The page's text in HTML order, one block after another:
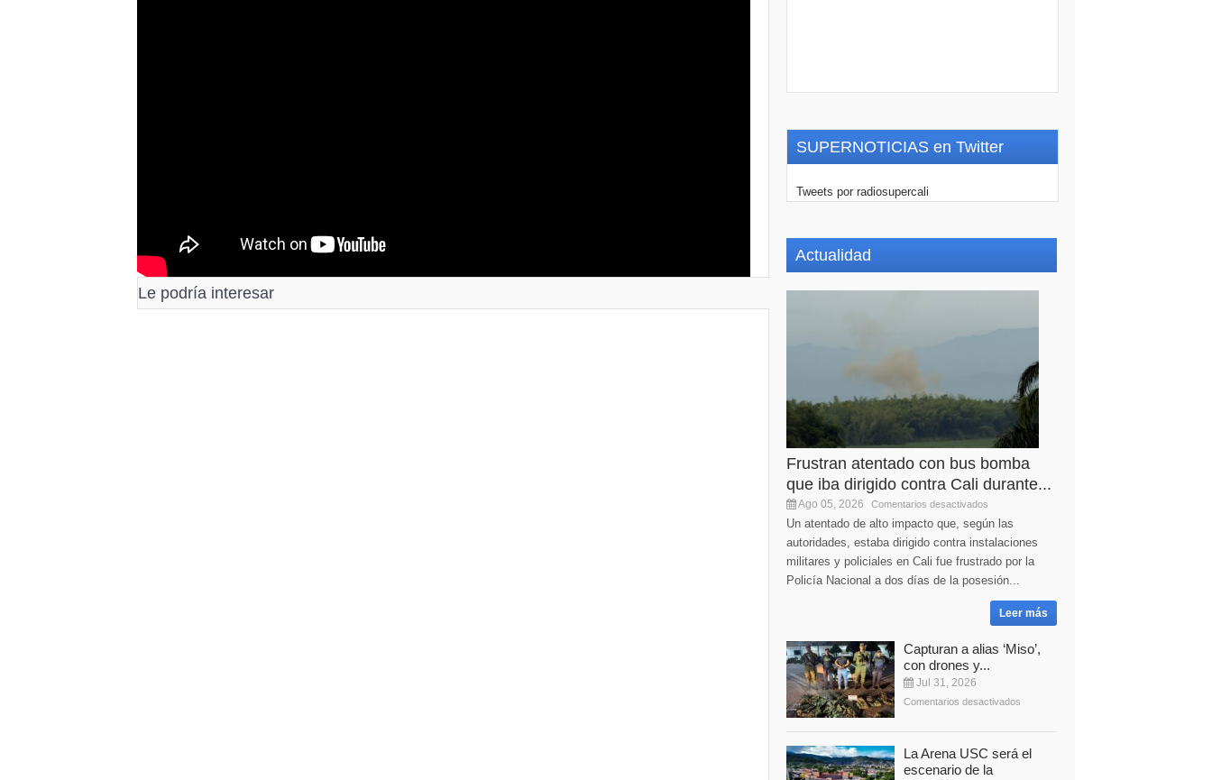
Le podría interesar
SUPERNOTICIAS en Twitter
Tweets por radiosupercali
Actualidad
Frustran atentado con bus bomba
que iba dirigido contra Cali durante...
Ago 05, 2026 Comentarios desactivados
Un atentado de alto impacto que, según las
autoridades, estaba dirigido contra instalaciones
militares y policiales en Cali fue frustrado por la
Policía Nacional a dos días de la posesión...
Leer más
Capturan a alias ‘Miso’,
con drones y...
Jul 31, 2026
Comentarios desactivados
La Arena USC será el
escenario de la